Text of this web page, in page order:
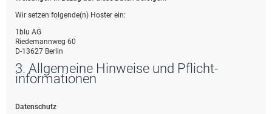
Wir setzen folgende(n) Hoster ein:
1blu AG
Riedemannweg 60
D-13627 Berlin
3. Allgemeine Hinweise und Pflicht­
informationen
Datenschutz